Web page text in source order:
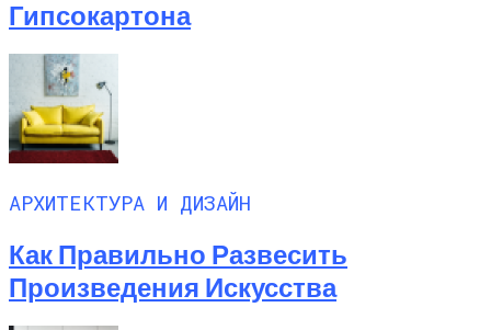
Гипсокартона
АРХИТЕКТУРА И ДИЗАЙН
Как Правильно Развесить
Произведения Искусства